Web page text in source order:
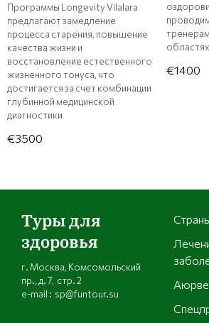
Программы Longevity Vilalara
предлагают замедление
процесса старения, повышение
качества жизни и
восстановление естественного
жизненного тонуса, что
достигается за счет комбинации
глубинной медицинской
диагностики
€3500
областях
€1400
Туры для
здоровья
г. Москва, Комсомольский
пр., д. 7, стр. 2
e-mail : sp@funtour.su